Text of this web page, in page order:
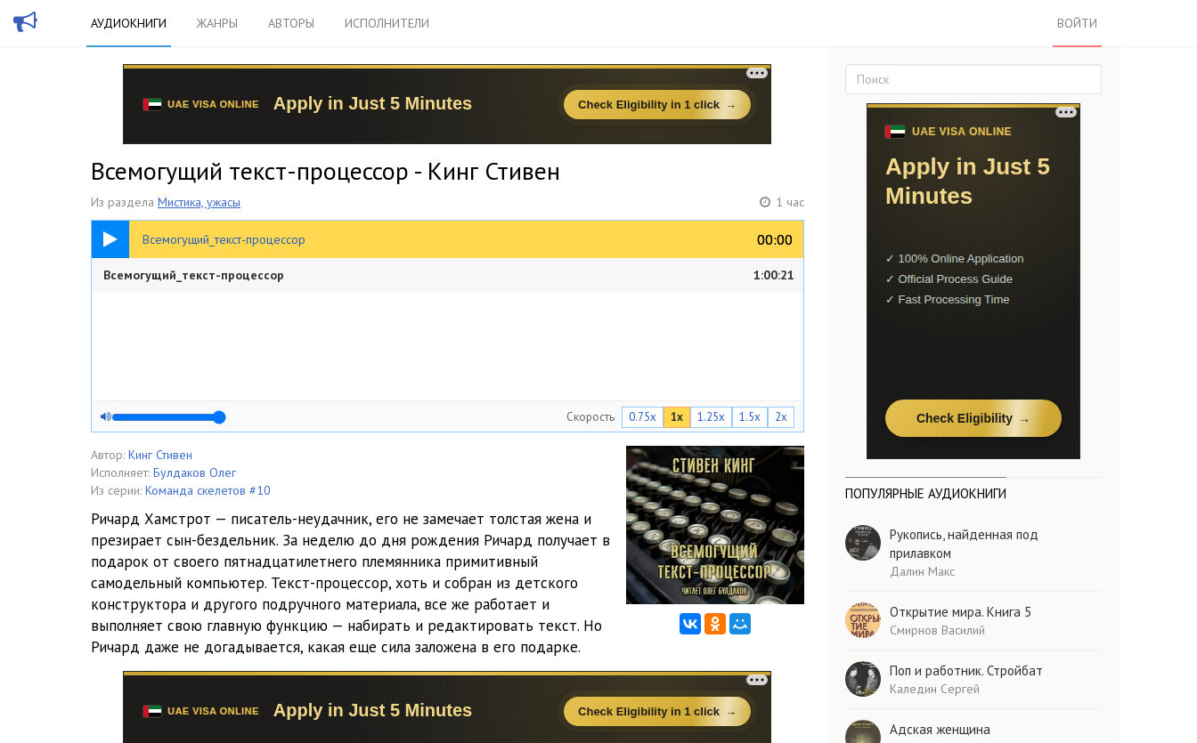
АУДИОКНИГИ ЖАНРЫ АВТОРЫ ИСПОЛНИТЕЛИ ВОЙТИ
Всемогущий текст-процессор - Кинг Стивен
Из раздела Мистика, ужасы 1 час
Всемогущий_текст-процессор 00:00
00:00
1:00:21
Всемогущий_текст-процессор 1:00:21
Скорость 0.75x 1x 1.25x 1.5x 2x
Автор: Кинг Стивен
Исполняет: Булдаков Олег
Из серии: Команда скелетов #10
Ричард Хамстрот — писатель-неудачник, его не замечает толстая жена и
презирает сын-бездельник. За неделю до дня рождения Ричард получает в
подарок от своего пятнадцатилетнего племянника примитивный
самодельный компьютер. Текст-процессор, хоть и собран из детского
конструктора и другого подручного материала, все же работает и
выполняет свою главную функцию — набирать и редактировать текст. Но
Ричард даже не догадывается, какая еще сила заложена в его подарке.
ПОПУЛЯРНЫЕ АУДИОКНИГИ
Рукопись, найденная под
прилавком
Далин Макс
Открытие мира. Книга 5
Смирнов Василий
Поп и работник. Стройбат
Каледин Сергей
Адская женщина